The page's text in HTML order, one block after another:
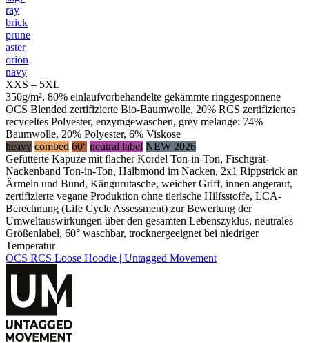
ray
brick
prune
aster
orion
navy
XXS – 5XL
350g/m², 80% einlaufvorbehandelte gekämmte ringgesponnene
OCS Blended zertifizierte Bio-Baumwolle, 20% RCS zertifiziertes
recyceltes Polyester, enzymgewaschen, grey melange: 74%
Baumwolle, 20% Polyester, 6% Viskose
heavy combed 60° neutral label NEW 2026
Gefütterte Kapuze mit flacher Kordel Ton-in-Ton, Fischgrät-
Nackenband Ton-in-Ton, Halbmond im Nacken, 2x1 Rippstrick an
Ärmeln und Bund, Kängurutasche, weicher Griff, innen angeraut,
zertifizierte vegane Produktion ohne tierische Hilfsstoffe, LCA-
Berechnung (Life Cycle Assessment) zur Bewertung der
Umweltauswirkungen über den gesamten Lebenszyklus, neutrales
Größenlabel, 60° waschbar, trocknergeeignet bei niedriger
Temperatur
OCS RCS Loose Hoodie | Untagged Movement